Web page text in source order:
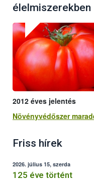
élelmiszerekben
2012 éves jelentés
Növényvédőszer
Friss hírek
2026. július 15, szerda
125 éve történt